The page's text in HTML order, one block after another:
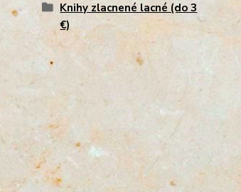
Knihy zlacnené lacné (do 3
€)